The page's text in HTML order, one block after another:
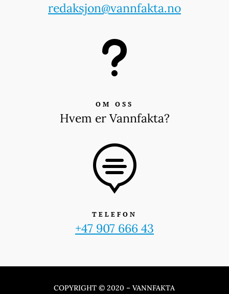
redaksjon@vannfakta.no
u
OM OSS
Hvem er Vannfakta?

TELEFON
+47 907 666 43
COPYRIGHT © 2020 – VANNFAKTA